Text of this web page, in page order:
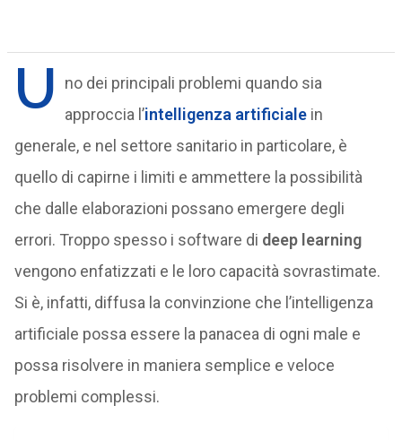
U
no dei principali problemi quando sia
approccia l’intelligenza artificialein
generale, e nel settore sanitario in particolare, è
quello di capirne i limiti e ammettere la possibilità
che dalle elaborazioni possano emergere degli
errori. Troppo spesso i software di deep learning
vengono enfatizzati e le loro capacità sovrastimate.
Si è, infatti, diffusa la convinzione che l’intelligenza
artificiale possa essere la panacea di ogni male e
possa risolvere in maniera semplice e veloce
problemi complessi.